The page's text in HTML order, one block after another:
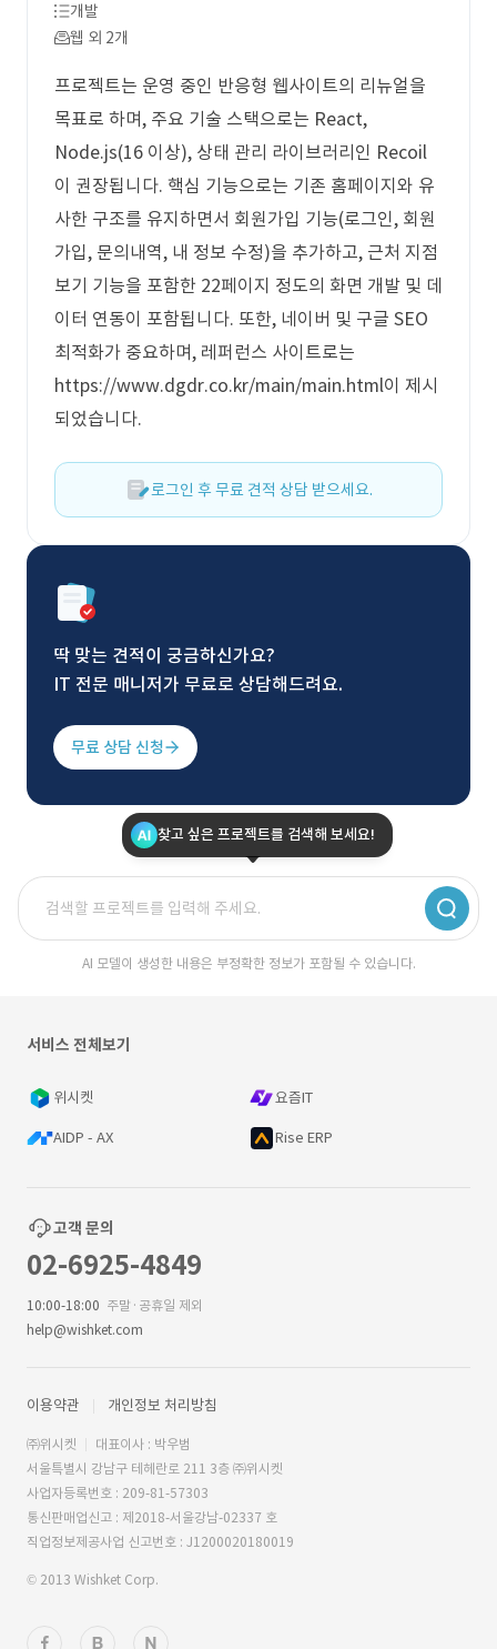
개발
웹 외 2개
프로젝트는 운영 중인 반응형 웹사이트의 리뉴얼을
목표로 하며, 주요 기술 스택으로는 React,
Node.js(16 이상), 상태 관리 라이브러리인 Recoil
이 권장됩니다. 핵심 기능으로는 기존 홈페이지와 유
사한 구조를 유지하면서 회원가입 기능(로그인, 회원
가입, 문의내역, 내 정보 수정)을 추가하고, 근처 지점
보기 기능을 포함한 22페이지 정도의 화면 개발 및 데
이터 연동이 포함됩니다. 또한, 네이버 및 구글 SEO
최적화가 중요하며, 레퍼런스 사이트로는
https://www.dgdr.co.kr/main/main.html이 제시
되었습니다.
로그인 후 무료 견적 상담 받으세요.
딱 맞는 견적이 궁금하신가요?
IT 전문 매니저가 무료로 상담해드려요.
무료 상담 신청
찾고 싶은 프로젝트를 검색해 보세요!
AI 모델이 생성한 내용은 부정확한 정보가 포함될 수 있습니다.
서비스 전체보기
위시켓 요즘IT
AIDP - AX Rise ERP
고객 문의
02-6925-4849
10:00-18:00 주말·공휴일 제외
help@wishket.com
이용약관 개인정보 처리방침
㈜위시켓
대표이사 : 박우범
서울특별시 강남구 테헤란로 211 3층 ㈜위시켓
사업자등록번호 : 209-81-57303
통신판매업신고 : 제2018-서울강남-02337 호
직업정보제공사업 신고번호 : J1200020180019
© 2013 Wishket Corp.